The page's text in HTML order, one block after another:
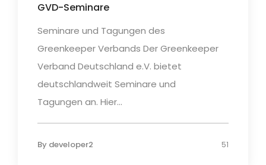
GVD-Seminare
Seminare und Tagungen des
Greenkeeper Verbands Der Greenkeeper
Verband Deutschland e.V. bietet
deutschlandweit Seminare und
Tagungen an. Hier...
By developer2 51